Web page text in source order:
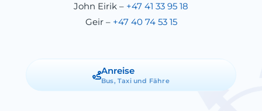
John Eirik – +47 41 33 95 18
Geir – +47 40 74 53 15
Anreise
Bus, Taxi und Fähre